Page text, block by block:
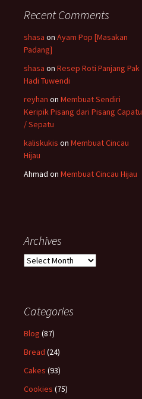
Recent Comments
shasa on Ayam Pop [Masakan
Padang]
shasa on Resep Roti Panjang Pak
Hadi Tuwendi
reyhan on Membuat Sendiri
Keripik Pisang dari Pisang Capatu
/ Sepatu
kaliskukis on Membuat Cincau
Hijau
Ahmad on Membuat Cincau Hijau
Archives
Archives
Categories
Blog (87)
Bread (24)
Cakes (93)
Cookies (75)